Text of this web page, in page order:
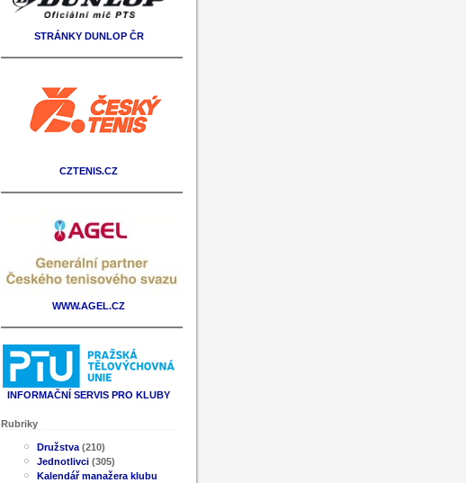
STRÁNKY DUNLOP ČR
CZTENIS.CZ
WWW.AGEL.CZ
INFORMAČNÍ SERVIS PRO KLUBY
Rubriky
Družstva (210)
Jednotlivci (305)
Kalendář manažera klubu